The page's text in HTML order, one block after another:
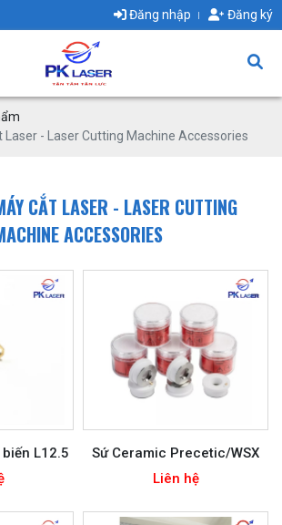
Đăng nhập Đăng ký
Laser - Laser Cutting Machine Accessories
CẮT LASER - LASER CUTTING
ACCESSORIES
L12.5
Sứ Ceramic Precetic/WSX
Liên hệ